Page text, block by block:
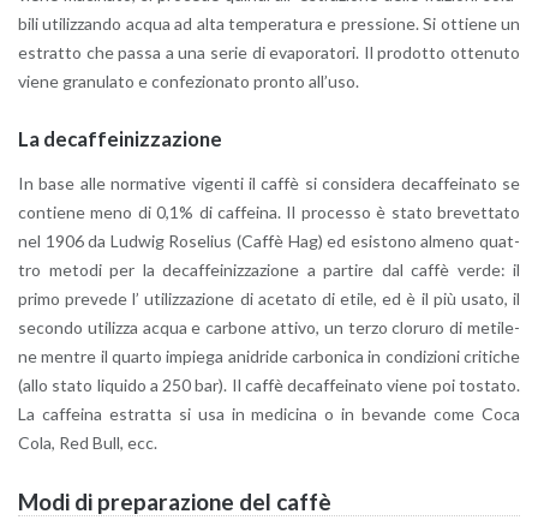
bi­li uti­liz­zan­do acqua ad alta tem­pe­ra­tu­ra e pres­sio­ne. Si ot­tie­ne un
estrat­to che passa a una serie di eva­po­ra­to­ri. Il pro­dot­to ot­te­nu­to
viene gra­nu­la­to e con­fe­zio­na­to pron­to al­l’u­so.
La de­caf­fei­niz­za­zio­ne
In base alle nor­ma­ti­ve vi­gen­ti il caffè si con­si­de­ra de­caf­fei­na­to se
con­tie­ne meno di 0,1% di caf­fei­na. Il pro­ces­so è stato bre­vet­ta­to
nel 1906 da Lud­wig Ro­se­lius (Caffè Hag) ed esi­sto­no al­me­no quat­
tro me­to­di per la de­caf­fei­niz­za­zio­ne a par­ti­re dal caffè verde: il
primo pre­ve­de l’ uti­liz­za­zio­ne di ace­ta­to di etile, ed è il più usato, il
se­con­do uti­liz­za acqua e car­bo­ne at­ti­vo, un terzo clo­ru­ro di me­ti­le­
ne men­tre il quar­to im­pie­ga ani­dri­de car­bo­ni­ca in con­di­zio­ni cri­ti­che
(allo stato li­qui­do a 250 bar). Il caffè de­caf­fei­na­to viene poi to­sta­to.
La caf­fei­na estrat­ta si usa in me­di­ci­na o in be­van­de come Coca
Cola, Red Bull, ecc.
Modi di pre­pa­ra­zio­ne del caffè